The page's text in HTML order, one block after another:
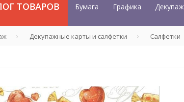
ТОВАРОВ Бумага Графика Декупаж
Декупажные карты и салфетки Салфетки